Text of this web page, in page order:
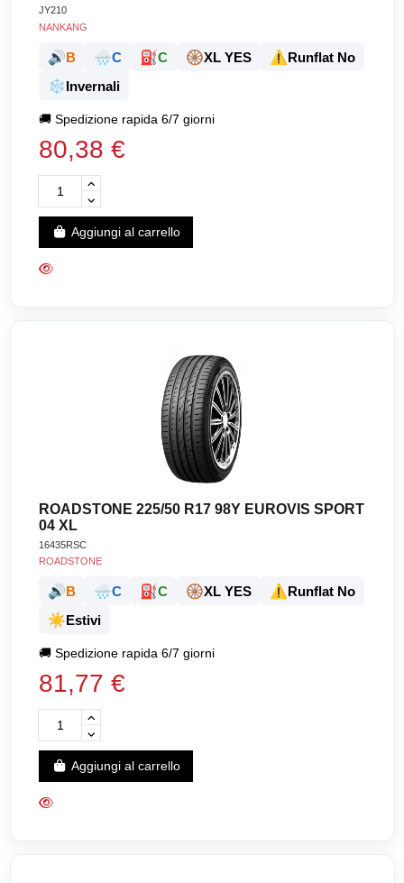
JY210
NANKANG
🔊B 🌧️C ⛽C 🛞XL YES ⚠️Runflat No
❄️Invernali
🚚Spedizione rapida 6/7 giorni
80,38 €
Aggiungi al carrello
ROADSTONE 225/50 R17 98Y EUROVIS SPORT
04 XL
16435RSC
ROADSTONE
🔊B 🌧️C ⛽C 🛞XL YES ⚠️Runflat No
☀️Estivi
🚚Spedizione rapida 6/7 giorni
81,77 €
Aggiungi al carrello